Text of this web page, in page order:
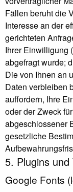
Fällen beruht die
Interesse an der
gerichteten
Ihrer Einwilligung
abgefragt wurde;
Die von Ihnen an
Daten verbleiben
auffordern, Ihre
oder der Zweck
abgeschlossener
gesetzliche
5. Plugins und
Google Fonts